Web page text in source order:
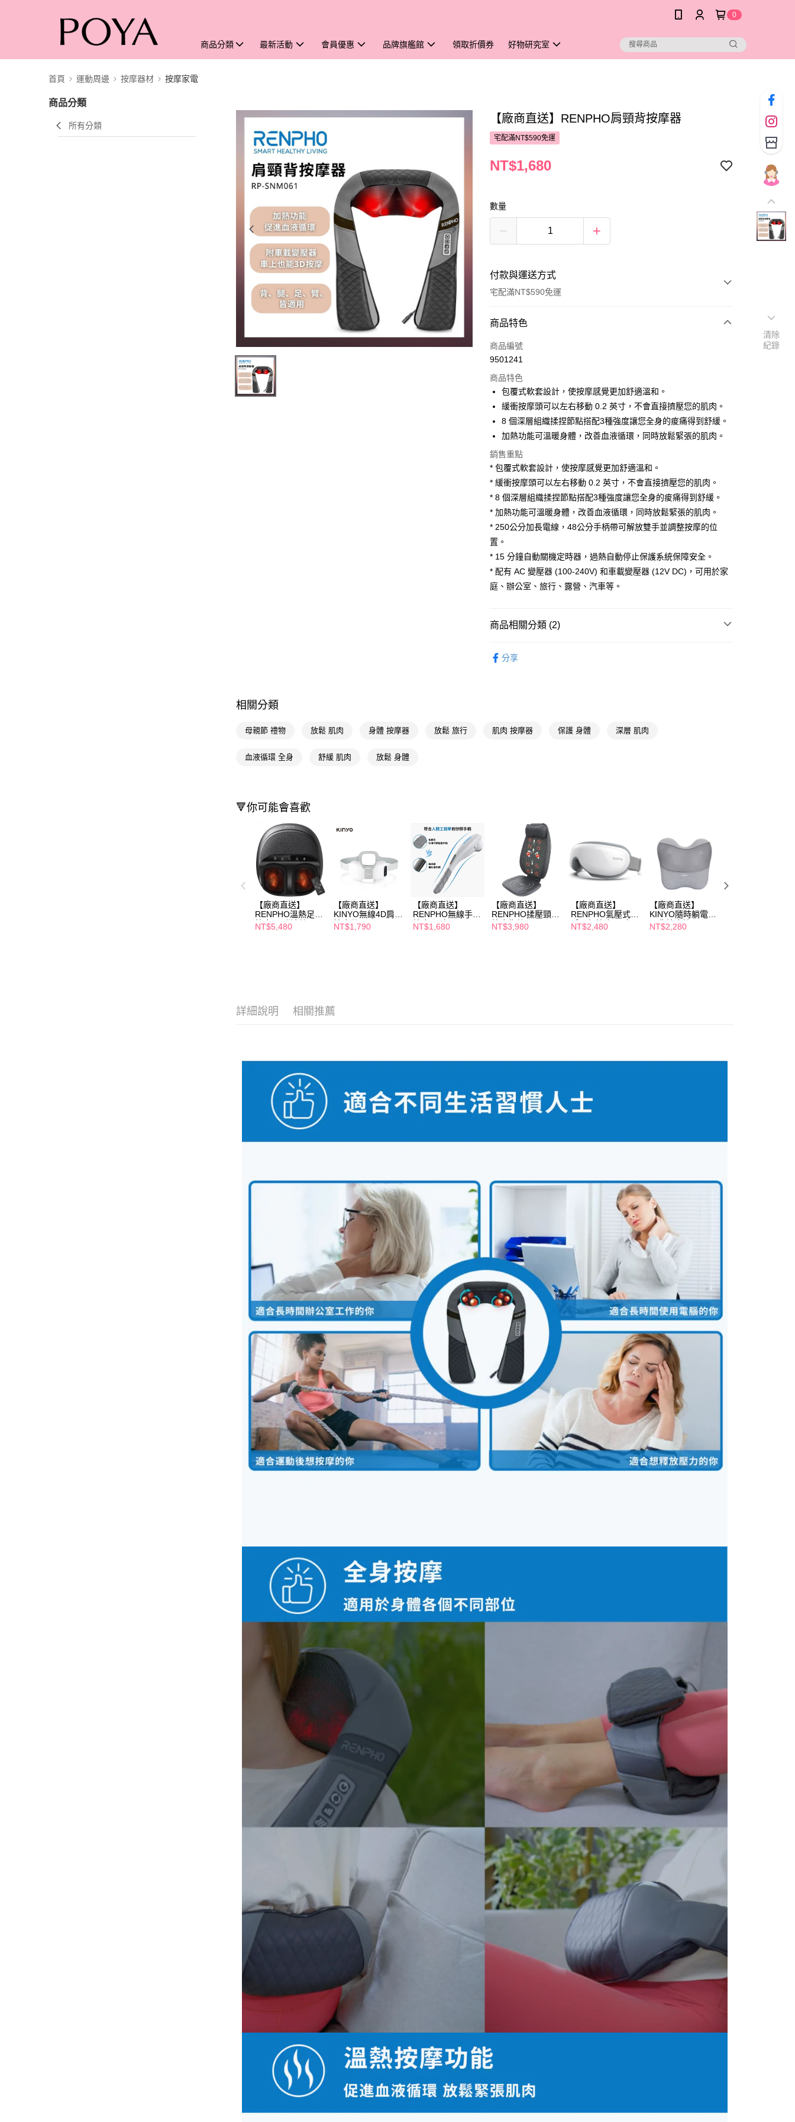
0
商品分類 最新活動 會員優惠 品牌旗艦館 領取折價券 好物研究室
首頁 運動周邊 按摩器材 按摩家電
商品分類
所有分類
【廠商直送】RENPHO肩頸背按摩器
宅配滿NT$590免運
NT$1,680
數量
付款與運送方式
宅配滿NT$590免運
付款方式
POYA支付
LINE Pay
Apple Pay
街口支付
悠遊付
AFTEE先享後付
相關說明
【關於「AFTEE先享後付」】
AFTEE先享後付是「在收到商品之後才付款」的支付方式。 讓您購物簡單
便利好安心！
１．簡單：不需註冊會員、不需綁卡、不需儲值。
２．便利：只要手機號碼，簡訊認證，即可結帳。
３．安心：先確認商品／服務後，再付款。
付」結帳頁面，進行簡訊認證並確認金額後，即可完成結帳。
２．訂單成立數日內，您將收到繳費通知簡訊。
※ 請注意：結帳手續完成當下不需立刻繳費，但若您需要取消訂單，請聯
【注意事項】
４．使用「AFTEE先享後付」時，將依據個別帳號之用戶狀況，依本公司
即時審查核予不同之上限額度；若仍有額度不足之情形，本公司將視審查
結果請求用戶進行身份認證。
５．嚴禁一人註冊多個帳號或使用他人資訊註冊。若發現惡意使用之情
形，恩沛科技股份有限公司將有權停止該用戶之使用額度並採取法律行
動。
運送方式
宅配(廠商直送🚚)
每筆NT$100，滿NT$590(含以上)免運費
商品特色
商品編號
9501241
商品特色
包覆式軟套設計，使按摩感覺更加舒適溫和。
緩衝按摩頭可以左右移動 0.2 英寸，不會直接擠壓您的肌肉。
8 個深層組織揉捏節點搭配3種強度讓您全身的痠痛得到舒緩。
加熱功能可溫暖身體，改善血液循環，同時放鬆緊張的肌肉。
銷售重點
* 包覆式軟套設計，使按摩感覺更加舒適溫和。
* 緩衝按摩頭可以左右移動 0.2 英寸，不會直接擠壓您的肌肉。
* 8 個深層組織揉捏節點搭配3種強度讓您全身的痠痛得到舒緩。
* 加熱功能可溫暖身體，改善血液循環，同時放鬆緊張的肌肉。
* 250公分加長電線，48公分手柄帶可解放雙手並調整按摩的位
置。
* 15 分鐘自動關機定時器，過熱自動停止保護系統保障安全。
* 配有 AC 變壓器 (100-240V) 和車載變壓器 (12V DC)，可用於家
庭、辦公室、旅行、露營、汽車等。
商品相關分類 (2)
分享
相關分類
母親節 禮物 放鬆 肌肉 身體 按摩器 放鬆 旅行 肌肉 按摩器 保護 身體 深層 肌肉
血液循環 全身 舒緩 肌肉 放鬆 身體
🔻你可能會喜歡
【廠商直送】
RENPHO溫熱足部
按摩器-附遙控器
NT$5,480
【廠商直送】
KINYO無線4D肩頸
按摩帶
NT$1,790
【廠商直送】
RENPHO無線手持
按摩器-白
NT$1,680
【廠商直送】
RENPHO揉壓頸背
按摩靠墊
NT$3,980
【廠商直送】
RENPHO氣壓式熱
感眼部按摩器-白
NT$2,480
【廠商直送】
KINYO隨時躺電動
腰背按摩枕
NT$2,280
詳細說明 相關推薦
清除
紀錄